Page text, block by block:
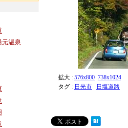
元温泉
拡大 : 576x800 738x1024
タグ : 日光市 日塩道路